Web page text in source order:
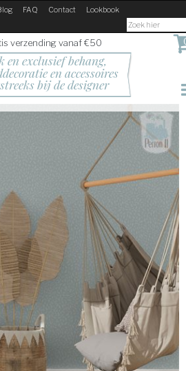
FAQ Contact Lookbook
verzending vanaf €50
en exclusief behang,
en accessoires
bij de designer